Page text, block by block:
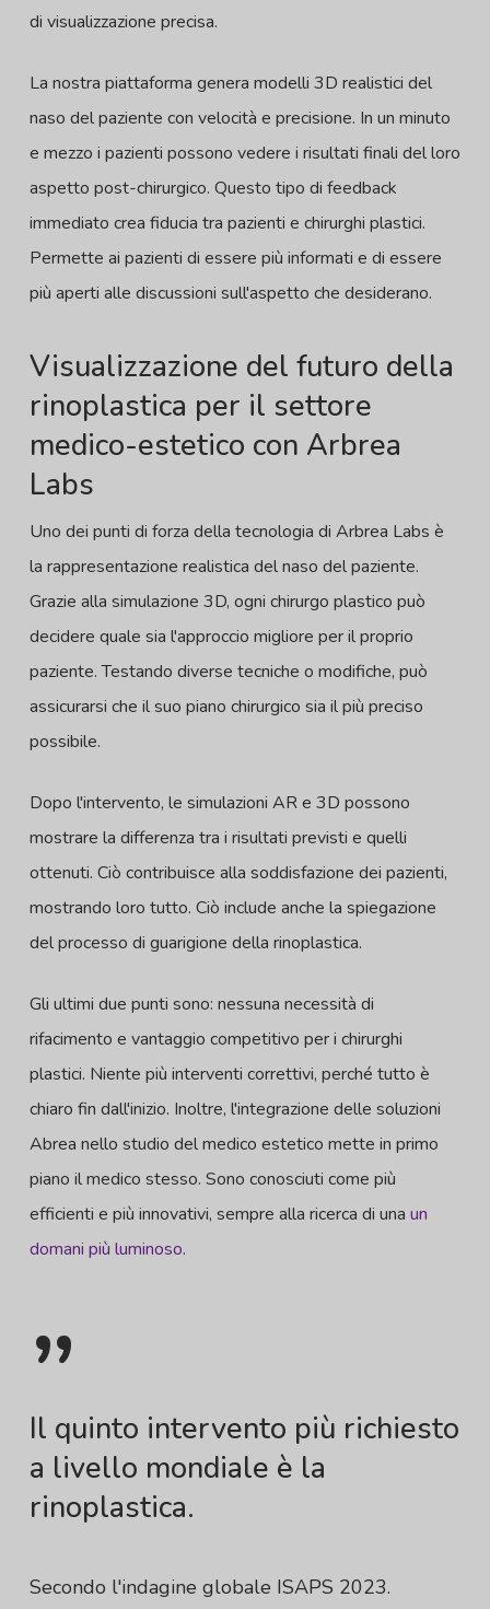
di visualizzazione precisa.
La nostra piattaforma genera modelli 3D realistici del
naso del paziente con velocità e precisione. In un minuto
e mezzo i pazienti possono vedere i risultati finali del loro
aspetto post-chirurgico. Questo tipo di feedback
immediato crea fiducia tra pazienti e chirurghi plastici.
Permette ai pazienti di essere più informati e di essere
più aperti alle discussioni sull'aspetto che desiderano.
Visualizzazione del futuro della
rinoplastica per il settore
medico-estetico con Arbrea
Labs
Uno dei punti di forza della tecnologia di Arbrea Labs è
la rappresentazione realistica del naso del paziente.
Grazie alla simulazione 3D, ogni chirurgo plastico può
decidere quale sia l'approccio migliore per il proprio
paziente. Testando diverse tecniche o modifiche, può
assicurarsi che il suo piano chirurgico sia il più preciso
possibile.
Dopo l'intervento, le simulazioni AR e 3D possono
mostrare la differenza tra i risultati previsti e quelli
ottenuti. Ciò contribuisce alla soddisfazione dei pazienti,
mostrando loro tutto. Ciò include anche la spiegazione
del processo di guarigione della rinoplastica.
Gli ultimi due punti sono: nessuna necessità di
rifacimento e vantaggio competitivo per i chirurghi
plastici. Niente più interventi correttivi, perché tutto è
chiaro fin dall'inizio. Inoltre, l'integrazione delle soluzioni
Abrea nello studio del medico estetico mette in primo
piano il medico stesso. Sono conosciuti come più
efficienti e più innovativi, sempre alla ricerca di una un
domani più luminoso.
”
Il quinto intervento più richiesto
a livello mondiale è la
rinoplastica.
Secondo l'indagine globale ISAPS 2023.